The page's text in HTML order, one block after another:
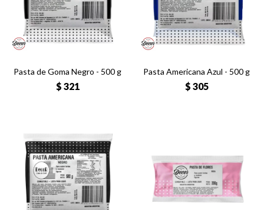
Pasta de Goma Negro - 500 g
$ 321
Pasta Americana Azul - 500 g
$ 305